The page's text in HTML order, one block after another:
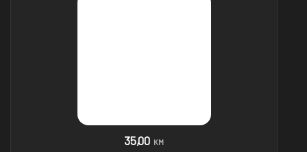
35,00 KM